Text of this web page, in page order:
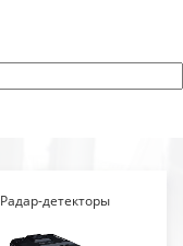
Радар-детекторы